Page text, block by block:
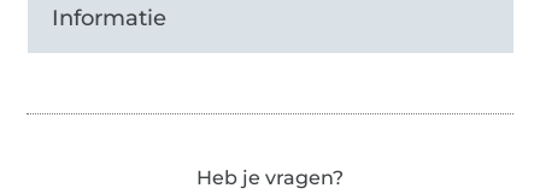
Informatie
Heb je vragen?